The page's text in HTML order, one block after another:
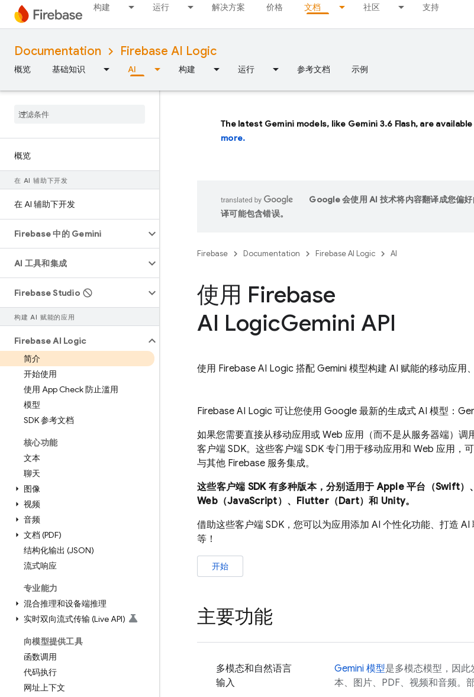
构建 运行 解决方案 价格 文档 社区 支持
Documentation Firebase AI Logic
概览 基础知识 AI 构建 运行 参考文档 示例
概览
在 AI 辅助下开发
在 AI 辅助下开发
Firebase 中的 Gemini
AI 工具和集成
Firebase Studio
构建 AI 赋能的应用
Firebase AI Logic
简介
开始使用
使用 App Check 防止滥用
模型
SDK 参考文档
核心功能
文本
聊天
图像
视频
音频
文档 (PDF)
结构化输出 (JSON)
流式响应
专业能力
混合推理和设备端推理
实时双向流式传输 (Live API)
向模型提供工具
函数调用
代码执行
网址上下文
The latest Gemini models, like Gemini 3.6 Flash, are
more.
Google 会使用 AI 技术将内容翻译成您偏
译可能包含错误。
Firebase Documentation Firebase AI Logic AI
使用 Firebase
AI LogicGemini API
使用 Firebase AI Logic 搭配 Gemini 模型构建 AI 赋能的移动应用
Firebase AI Logic 可让您使用 Google 最新的生成式 AI 模型：
如果您需要直接从移动应用或 Web 应用（而不是从服务器端）调
客户端 SDK。这些客户端 SDK 专门用于移动应用和 Web 应用，
与其他 Firebase 服务集成。
这些客户端 SDK 有多种版本，分别适用于 Apple 平台（Swift
Web（JavaScript）、Flutter（Dart）和 Unity。
借助这些客户端 SDK，您可以为应用添加 AI 个性化功能、打造
等！
开始
主要功能
多模态和自然语言
输入
Gemini 模型是多模态模型，因此
本、图片、PDF、视频和音频。